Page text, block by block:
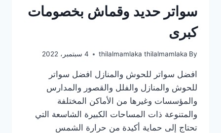
سواتر حديد وقماش بخصومات
كبرى
By
thilalmamlaka thilalmamlaka 4 سبتمبر، 2022
افضل سواتر للحوش والمنازل افضل سواتر
للحوش والمنازل والفلل والقصور والمدارس
والمؤسسات وغيرها من الأماكن المختلفة
والمتنوعة ذات المساحات الكبيرة الشاسعة التي
تحتاج إلى حماية أكيدة من حرارة الشمس